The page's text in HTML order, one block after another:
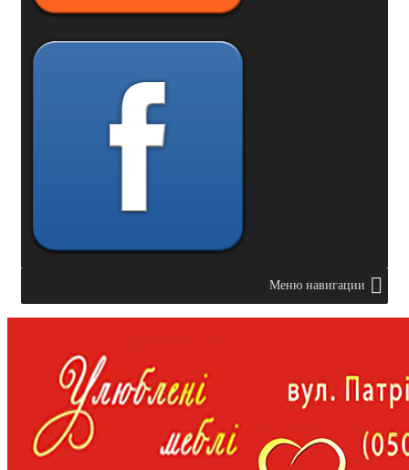
Меню навигации